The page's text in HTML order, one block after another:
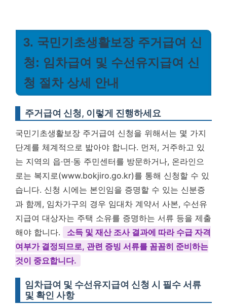
3. 국민기초생활보장 주거급여 신
청: 임차급여 및 수선유지급여 신
청 절차 상세 안내
주거급여 신청, 이렇게 진행하세요
국민기초생활보장 주거급여 신청을 위해서는 몇 가지
단계를 체계적으로 밟아야 합니다. 먼저, 거주하고 있
는 지역의 읍·면·동 주민센터를 방문하거나, 온라인으
로는 복지로(www.bokjiro.go.kr)를 통해 신청할 수 있
습니다. 신청 시에는 본인임을 증명할 수 있는 신분증
과 함께, 임차가구의 경우 임대차 계약서 사본, 수선유
지급여 대상자는 주택 소유를 증명하는 서류 등을 제출
해야 합니다.
소득 및 재산 조사 결과에 따라 수급 자격
여부가 결정되므로, 관련 증빙 서류를 꼼꼼히 준비하는
것이 중요합니다.
임차급여 및 수선유지급여 신청 시 필수 서류
및 확인 사항